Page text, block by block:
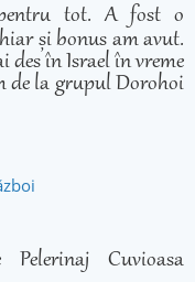
tot. A fost o
și bonus am avut.
des în Israel în vreme
de la grupul Dorohoi
Cuvioasa